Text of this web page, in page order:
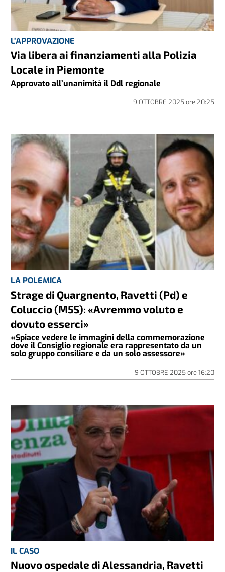
L’APPROVAZIONE
Via libera ai finanziamenti alla Polizia
Locale in Piemonte
Approvato all’unanimità il Ddl regionale
9 OTTOBRE 2025ore 20:25
LA POLEMICA
Strage di Quargnento, Ravetti (Pd) e
Coluccio (M5S): «Avremmo voluto e
dovuto esserci»
«Spiace vedere le immagini della commemorazione
dove il Consiglio regionale era rappresentato da un
solo gruppo consiliare e da un solo assessore»
9 OTTOBRE 2025ore 16:20
IL CASO
Nuovo ospedale di Alessandria, Ravetti